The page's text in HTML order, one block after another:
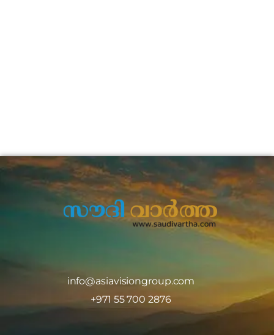
info@asiavisiongroup.com
+971 55 700 2876